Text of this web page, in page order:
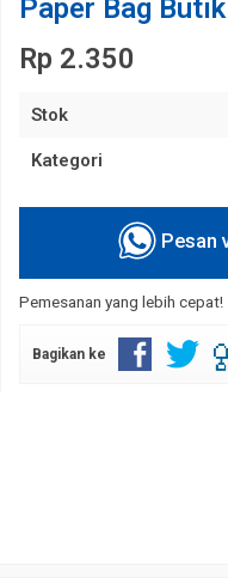
Paper Bag
Rp 2.350
Stok
Kategori
Pesan
Pemesanan yang lebih cepat!
Bagikan ke
Cetak
Rp 7.000